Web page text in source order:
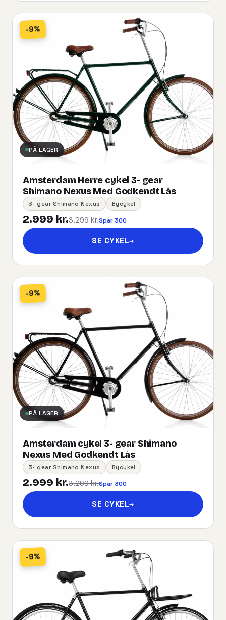
-9%
PÅ LAGER
Amsterdam Herre cykel 3- gear
Shimano Nexus Med Godkendt Lås
3- gear Shimano Nexus Bycykel
2.999 kr.3.299 kr.Spar 300
SE CYKEL→
-9%
PÅ LAGER
Amsterdam cykel 3- gear Shimano
Nexus Med Godkendt Lås
3- gear Shimano Nexus Bycykel
2.999 kr.3.299 kr.Spar 300
SE CYKEL→
-9%